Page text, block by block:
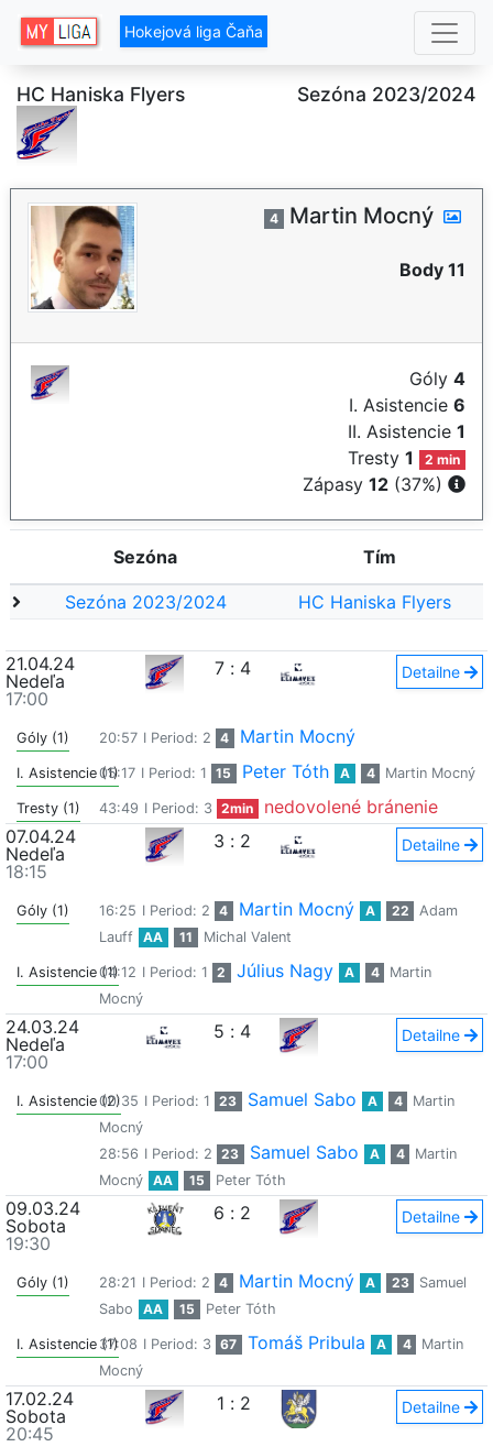
Hokejová liga Čaňa
HC Haniska Flyers Sezóna 2023/2024
4 Martin Mocný
Body 11
Góly 4
I. Asistencie 6
II. Asistencie 1
Tresty1 2 min
Zápasy 12 (37%)
Sezóna Tím
Sezóna 2023/2024 HC Haniska Flyers
21.04.24
Nedeľa
17:00
7 : 4 Detailne
Góly (1) 20:57 I Period: 2 4 Martin Mocný
I. Asistencie (1)05:17 I Period: 1 15 Peter Tóth A 4 Martin Mocný
Tresty (1) 43:49 I Period: 3 2min
nedovolené bránenie
07.04.24
Nedeľa
18:15
3 : 2 Detailne
Góly (1) 16:25 I Period: 2 4 Martin Mocný A 22
Adam
Lauff
AA 11 Michal Valent
I. Asistencie (1)04:12 I Period: 1 2 Július Nagy A 4
Martin
Mocný
24.03.24
Nedeľa
17:00
5 : 4 Detailne
I. Asistencie (2)00:35 I Period: 1 23 Samuel Sabo A 4
Martin
Mocný
28:56 I Period: 2 23 Samuel Sabo A 4
Martin
Mocný
AA 15 Peter Tóth
09.03.24
Sobota
19:30
6 : 2 Detailne
Góly (1) 28:21 I Period: 2 4 Martin Mocný A 23
Samuel
Sabo
AA 15 Peter Tóth
I. Asistencie (1)37:08 I Period: 3 67 Tomáš Pribula A 4
Martin
Mocný
17.02.24
Sobota
20:45
1 : 2 Detailne